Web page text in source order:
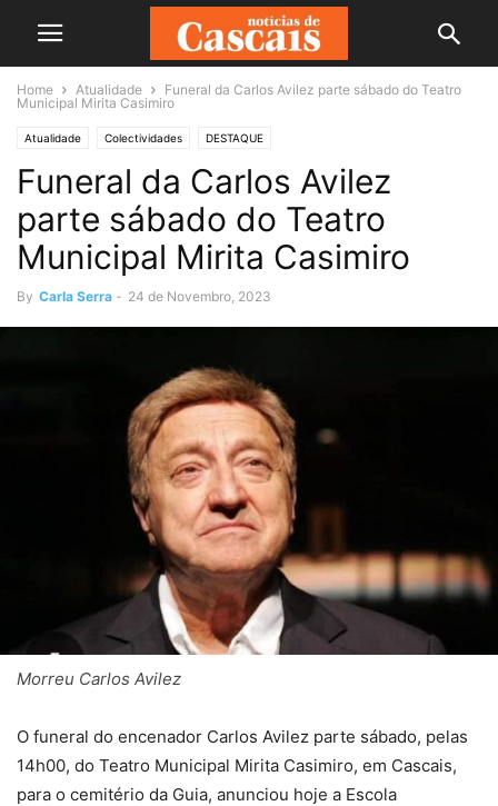
Home Atualidade
Funeral da Carlos Avilez parte sábado do Teatro
Municipal Mirita Casimiro
Atualidade Colectividades DESTAQUE
Funeral da Carlos Avilez
parte sábado do Teatro
Municipal Mirita Casimiro
By Carla Serra - 24 de Novembro, 2023
Morreu Carlos Avilez
O funeral do encenador Carlos Avilez parte sábado, pelas
14h00, do Teatro Municipal Mirita Casimiro, em Cascais,
para o cemitério da Guia, anunciou hoje a Escola